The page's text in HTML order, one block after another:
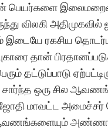
பெயர்களை
விலகி அதிமுகவில்
ரகசிய தொடர்பு
தான்
தட்டுப்பாடு
சார்ந்த ஒரு சில
ஜோதி மாவட்ட